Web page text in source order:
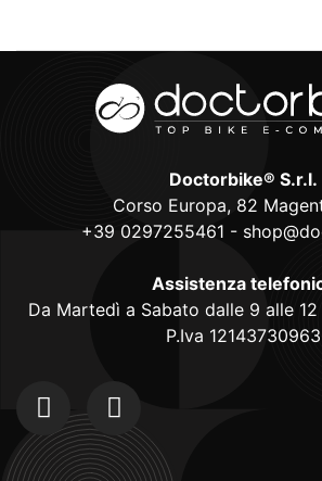
Doctorbike® S.r.l.
Corso Europa, 82
+39 0297255461 -
Assistenza
Da Martedì a Sabato dalle 9 alle 12
P.Iva 12143730963